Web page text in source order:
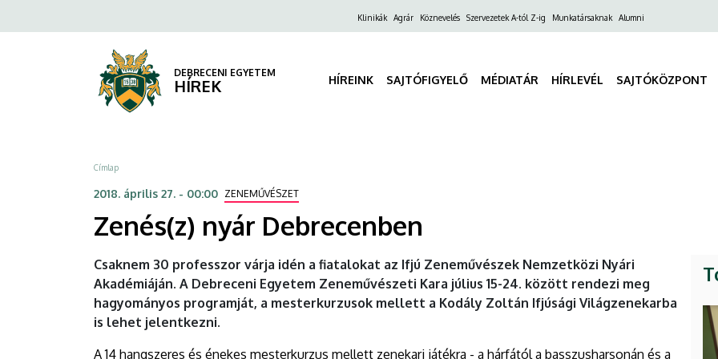
Debrecenben
EGYETEM
a
FelsőKlinikák Agrár Köznevelés Szervezetek A-tól Z-ig Munkatársaknak Alumni
DEBRECENI EGYETEM
HÍREK HÍREINK SAJTÓFIGYELŐ MÉDIATÁR HÍRLEVÉL SAJTÓKÖZPONT
Morzsa
Címlap
2018. április 27. - 00:00 ZENEMŰVÉSZET
Zenés(z) nyár Debrecenben
Csaknem 30 professzor várja idén a fiatalokat az Ifjú Zeneművészek Nemzetközi Nyári
Akadémiáján. A Debreceni Egyetem Zeneművészeti Kara július 15-24. között rendezi meg
hagyományos programját, a mesterkurzusok mellett a Kodály Zoltán Ifjúsági Világzenekarba
is lehet jelentkezni.
A 14 hangszeres és énekes mesterkurzus mellett zenekari játékra - a hárfától a basszusharsonán és a